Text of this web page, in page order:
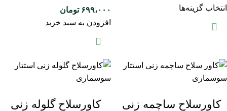
انتخاب گزینه‌ها
۶۹۹،۰۰۰ تومان
افزودن به سبد خرید
کاورسلاح ساچمه زنی
کاورسلاح گلوله زنی